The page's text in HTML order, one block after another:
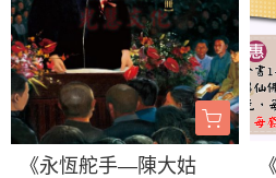
《永恆舵手—陳大姑